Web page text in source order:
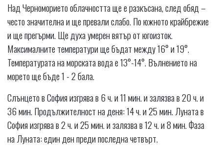
Над Черноморието облачността ще е разкъсана, след обяд –
често значителна и ще превали слабо. По южното крайбрежие
и ще прегърми. Ще духа умерен вятър от югоизток.
Максималните температури ще бъдат между 16° и 19°.
Температурата на морската вода е 13°-14°. Вълнението на
морето ще бъде 1 - 2 бала.
Слънцето в София изгрява в 6 ч. и 11 мин. и залязва в 20 ч. и
36 мин. Продължителност на деня: 14 ч. и 25 мин. Луната в
София изгрява в 2 ч. и 25 мин. и залязва в 12 ч. и 8 мин. Фаза
на Луната: един ден преди последна четвърт.